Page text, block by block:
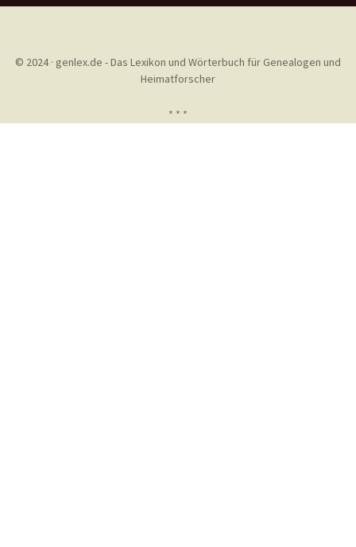
© 2024 · genlex.de - Das Lexikon und Wörterbuch für Genealogen und
Heimatforscher
* * *